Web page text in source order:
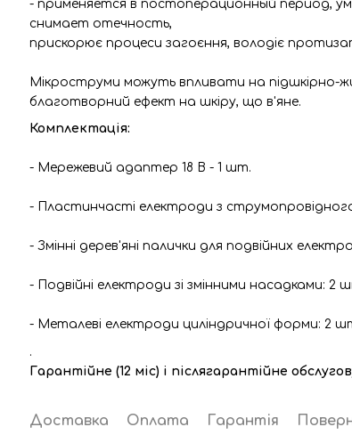
- применяется в постоперационный период,
снимает отечность,
прискорює процеси загоєння, володіє
Мікроструми можуть впливати на підшкірно-
благотворний ефект на шкіру, що в'яне.
Комплектація:
- Мережевий адаптер 18 В - 1 шт.
- Пластинчасті електроди з
- Змінні дерев'яні палички для подвійних
- Подвійні електроди зі змінними насадками: 2
- Металеві електроди циліндричної форми: 2
.
Гарантійне (12 міс) і післягарантійне
Доставка Оплата Гарантія